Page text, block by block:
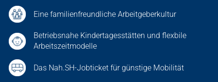
Eine familienfreundliche Arbeitgeberkultur
Betriebsnahe Kindertagesstätten und flexbile
Arbeitszeitmodelle
Das Nah.SH-Jobticket für günstige Mobilität